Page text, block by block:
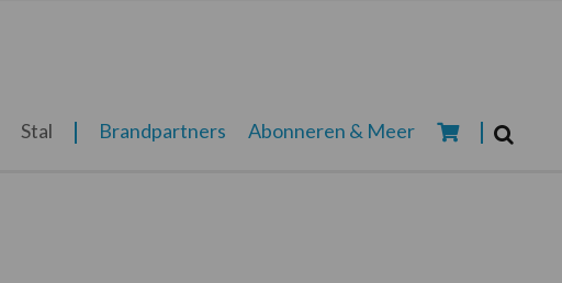
Stal Brandpartners Abonneren & Meer